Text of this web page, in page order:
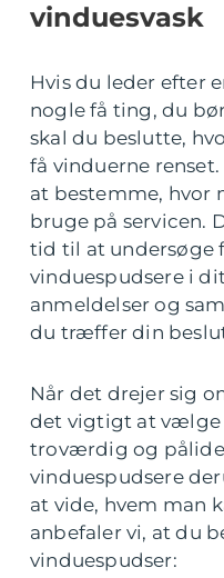
vinduesvask
Hvis du leder efter
nogle få ting, du
skal du beslutte,
få vinduerne
at bestemme, hvor
bruge på servicen.
tid til at undersøge
vinduespudsere i
anmeldelser og
du træffer din
Når det drejer sig
det vigtigt at vælge
troværdig og
vinduespudsere
at vide, hvem man
anbefaler vi, at du
vinduespudser: